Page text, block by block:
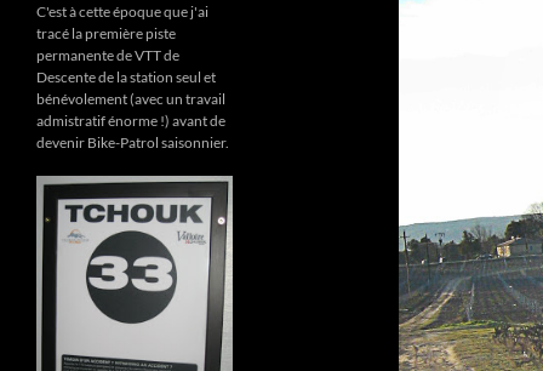
C'est à cette époque que j'ai
tracé la première piste
permanente de VTT de
Descente de la station seul et
bénévolement (avec un travail
admistratif énorme !) avant de
devenir Bike-Patrol saisonnier.